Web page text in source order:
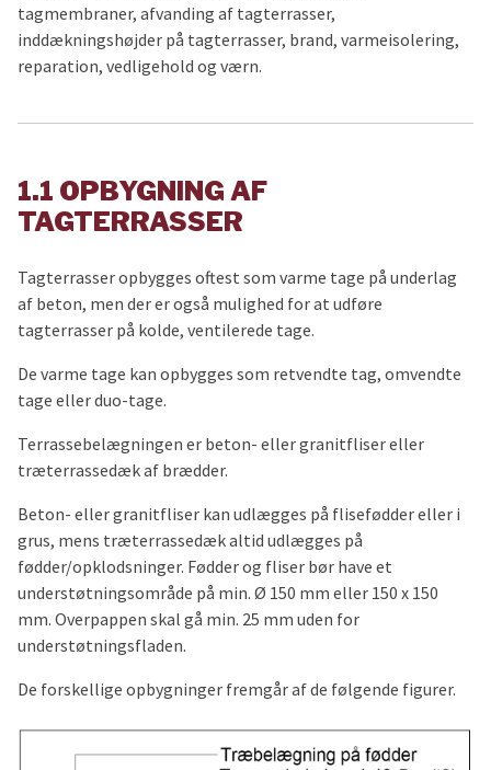
tagmembraner, afvanding af tagterrasser,
inddækningshøjder på tagterrasser, brand, varmeisolering,
reparation, vedligehold og værn.
1.1 OPBYGNING AF
TAGTERRASSER
Tagterrasser opbygges oftest som varme tage på underlag
af beton, men der er også mulighed for at udføre
tagterrasser på kolde, ventilerede tage.
De varme tage kan opbygges som retvendte tag, omvendte
tage eller duo-tage.
Terrassebelægningen er beton- eller granitfliser eller
træterrassedæk af brædder.
Beton- eller granitfliser kan udlægges på flisefødder eller i
grus, mens træterrassedæk altid udlægges på
fødder/opklodsninger. Fødder og fliser bør have et
understøtningsområde på min. Ø 150 mm eller 150 x 150
mm. Overpappen skal gå min. 25 mm uden for
understøtningsfladen.
De forskellige opbygninger fremgår af de følgende figurer.